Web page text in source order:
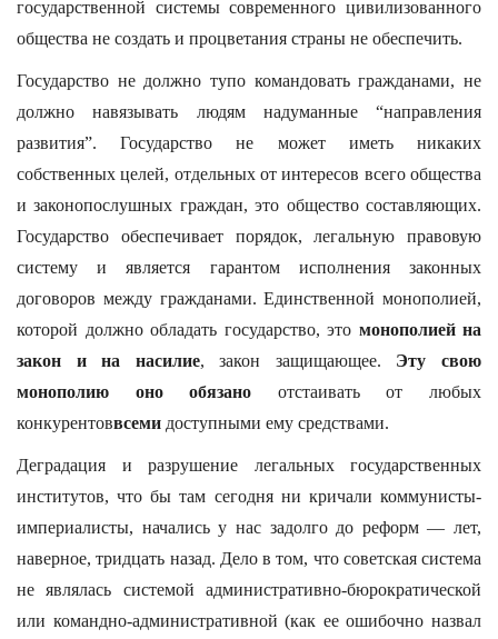
государственной системы современного цивилизованного
общества не создать и процветания страны не обеспечить.
Государство не должно тупо командовать гражданами, не
должно навязывать людям надуманные “направления
развития”. Государство не может иметь никаких
собственных целей, отдельных от интересов всего общества
и законопослушных граждан, это общество составляющих.
Государство обеспечивает порядок, легальную правовую
систему и является гарантом исполнения законных
договоров между гражданами. Единственной монополией,
которой должно обладать государство, это монополией на
закон и на насилие, закон защищающее. Эту свою
монополию оно обязано отстаивать от любых
конкурентоввсеми доступными ему средствами.
Деградация и разрушение легальных государственных
институтов, что бы там сегодня ни кричали коммунисты-
империалисты, начались у нас задолго до реформ — лет,
наверное, тридцать назад. Дело в том, что советская система
не являлась системой административно-бюрократической
или командно-административной (как ее ошибочно назвал